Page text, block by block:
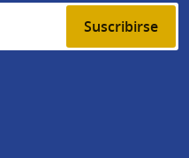
Suscribirse